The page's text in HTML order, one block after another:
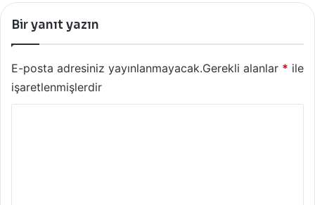
Bir yanıt yazın
E-posta adresiniz yayınlanmayacak.Gerekli alanlar * ile
işaretlenmişlerdir